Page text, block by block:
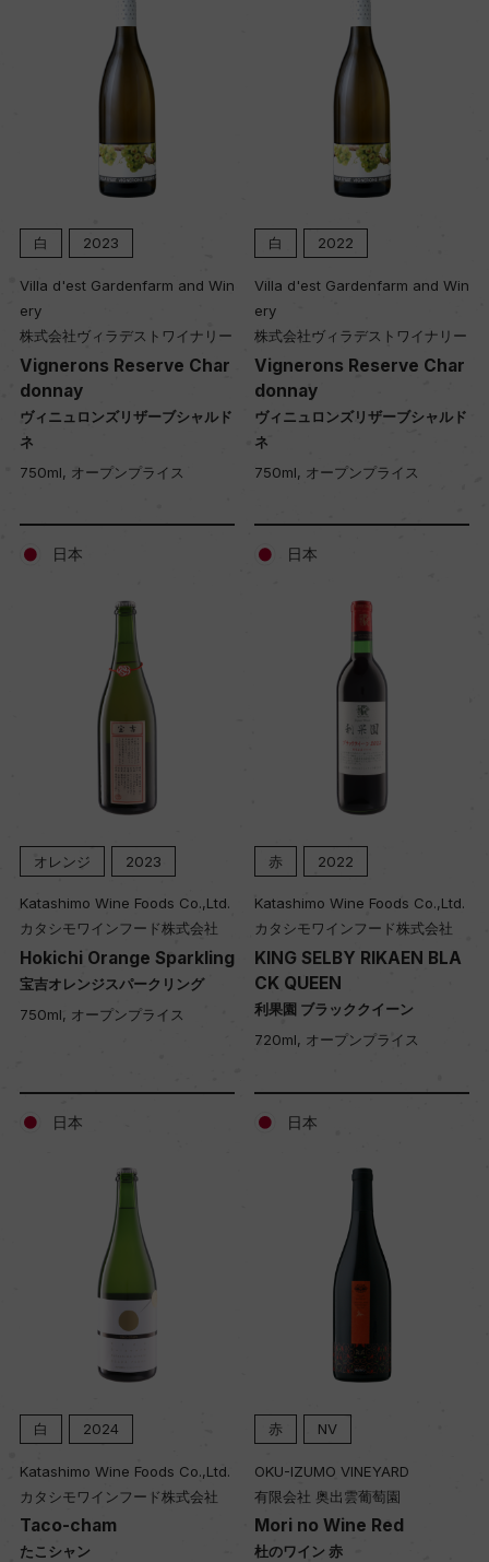
白 2023
Villa d'est Gardenfarm and Win
ery
株式会社ヴィラデストワイナリー
Vignerons Reserve Char
donnay
ヴィニュロンズリザーブシャルド
ネ
750ml, オープンプライス
白 2022
Villa d'est Gardenfarm and Win
ery
株式会社ヴィラデストワイナリー
Vignerons Reserve Char
donnay
ヴィニュロンズリザーブシャルド
ネ
750ml, オープンプライス
日本
オレンジ 2023
Katashimo Wine Foods Co.,Ltd.
カタシモワインフード株式会社
Hokichi Orange Sparkling
宝吉オレンジスパークリング
750ml, オープンプライス
日本
赤 2022
Katashimo Wine Foods Co.,Ltd.
カタシモワインフード株式会社
KING SELBY RIKAEN BLA
CK QUEEN
利果園 ブラッククイーン
720ml, オープンプライス
日本
白 2024
Katashimo Wine Foods Co.,Ltd.
カタシモワインフード株式会社
Taco-cham
たこシャン
日本
赤 NV
OKU-IZUMO VINEYARD
有限会社 奥出雲葡萄園
Mori no Wine Red
杜のワイン 赤